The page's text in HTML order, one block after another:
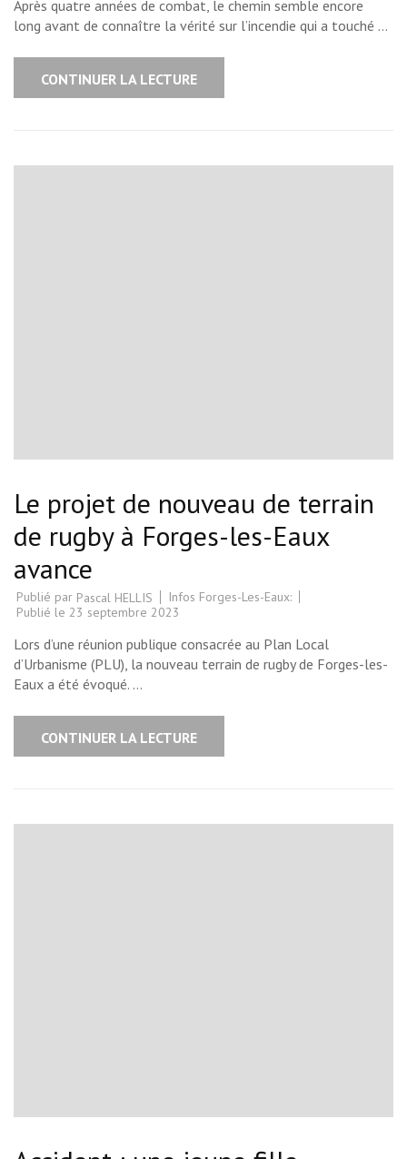
Après quatre années de combat, le chemin semble encore
long avant de connaître la vérité sur l’incendie qui a touché …
CONTINUER LA LECTURE
Le projet de nouveau de terrain
de rugby à Forges-les-Eaux
avance
Publié par Pascal HELLIS
Infos Forges-Les-Eaux:
Publié le 23 septembre 2023
Lors d’une réunion publique consacrée au Plan Local
d’Urbanisme (PLU), la nouveau terrain de rugby de Forges-les-
Eaux a été évoqué. …
CONTINUER LA LECTURE